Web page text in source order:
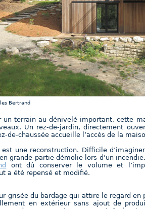
Bertrand
un terrain au dénivelé important, cette
Un rez-de-jardin, directement
de-chaussée accueille l’accès de la
une reconstruction. Difficile
grande partie démolie lors d’un
ont dû conserver le volume et
a été repensé et modifié.
grisée du bardage qui attire le regard
en extérieur sans ajout de